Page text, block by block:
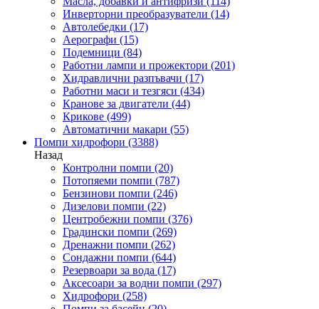
Инверторни преобразуватели (14)
Автолебедки (17)
Аерографи (15)
Подемници (84)
Работни лампи и прожектори (201)
Хидравлични разпъвачи (17)
Работни маси и тезгяси (434)
Кранове за двигатели (44)
Крикове (499)
Автоматични макари (55)
Помпи хидрофори (3388)
Назад
Контролни помпи (20)
Потопяеми помпи (787)
Бензинови помпи (246)
Дизелови помпи (22)
Центробежни помпи (376)
Градински помпи (269)
Дренажни помпи (262)
Сондажни помпи (644)
Резервоари за вода (17)
Аксесоари за водни помпи (297)
Хидрофори (258)